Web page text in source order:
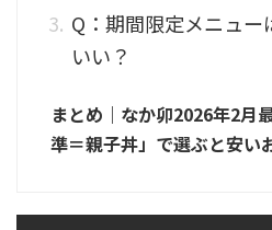
Q：期間限定メニュ
いい？
まとめ｜なか卯2026年2月
準＝親子丼」で選ぶと安い